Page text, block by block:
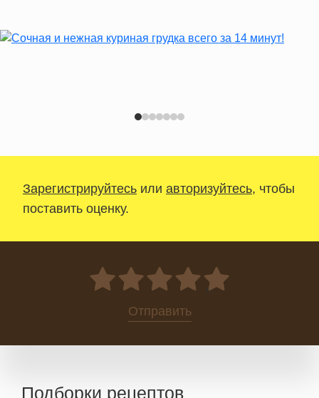
Зарегистрируйтесь или авторизуйтесь, чтобы
поставить оценку.
0
Отправить
Подборки рецептов